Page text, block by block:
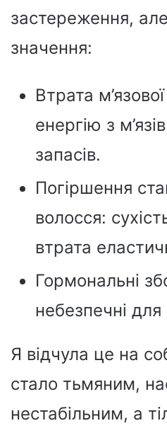
застереження,
значення:
Втрата
енергію з
запасів.
Погіршення
волосся:
втрата
Гормональні
небезпечні для
Я відчула це на
стало тьмяним,
нестабільним, а